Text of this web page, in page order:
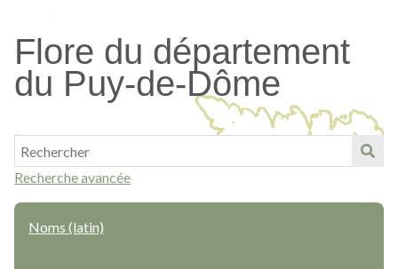
contenu
principal
Flore du département
du Puy-de-Dôme
Recherche avancée
Noms (latin)